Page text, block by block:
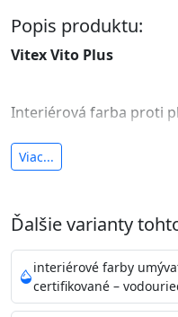
Popis produktu:
Vitex Vito Plus
Interiérová farba proti
antibakteriálna a
Je interiérová
Vďaka svojmu
znižuje (o 99,9%)
Preto jevhodná na
vysokými nárokmi na
Viac...
Ďalšie varianty
interiérové farby
certifikované –